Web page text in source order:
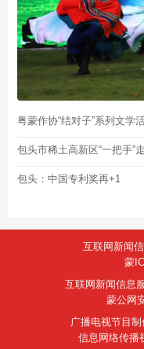
粤蒙作协“结对子”系列文学
包头：中国专利奖再+1
互联网新闻
蒙
互联网新闻信息
蒙公网
广播电视节目
信息网络传播